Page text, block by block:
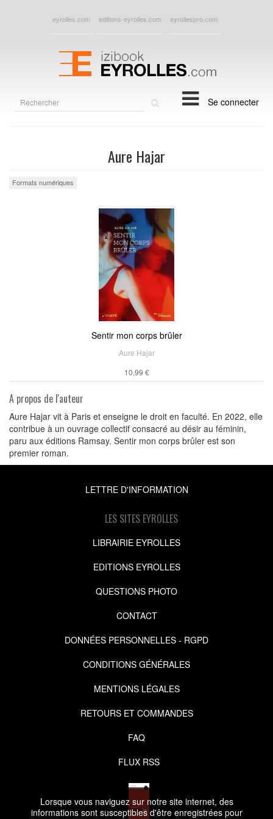
Lorsque vous naviguez sur notre site internet, des
informations sont susceptibles d'être enregistrées pour
eyrolles.com editions-eyrolles.com eyrollespro.com
Se connecter
Aure Hajar
Formats numériques
Sentir mon corps brûler
Aure Hajar
10,99 €
A propos de l'auteur
Aure Hajar vit à Paris et enseigne le droit en faculté. En 2022, elle
contribue à un ouvrage collectif consacré au désir au féminin,
paru aux éditions Ramsay. Sentir mon corps brûler est son
premier roman.
LETTRE D'INFORMATION
LES SITES EYROLLES
LIBRAIRIE EYROLLES
EDITIONS EYROLLES
QUESTIONS PHOTO
CONTACT
DONNÉES PERSONNELLES - RGPD
CONDITIONS GÉNÉRALES
MENTIONS LÉGALES
RETOURS ET COMMANDES
FAQ
FLUX RSS